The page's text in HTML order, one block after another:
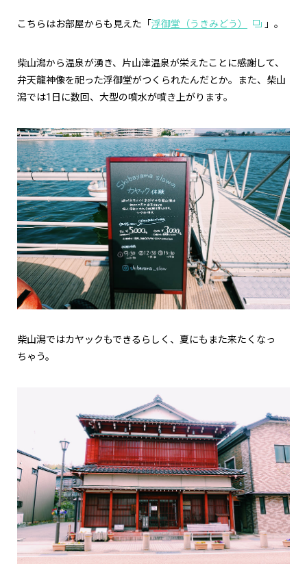
こちらはお部屋からも見えた「 浮御堂（うきみどう） 」。
柴山潟から温泉が湧き、片山津温泉が栄えたことに感謝して、
弁天龍神像を祀った浮御堂がつくられたんだとか。また、柴山
潟では1日に数回、大型の噴水が噴き上がります。
柴山潟ではカヤックもできるらしく、夏にもまた来たくなっ
ちゃう。